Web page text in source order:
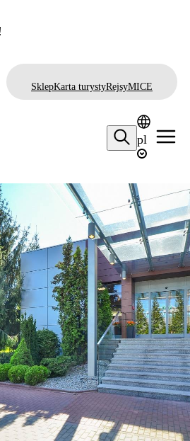
SklepKarta turystyRejsyMICE
pl